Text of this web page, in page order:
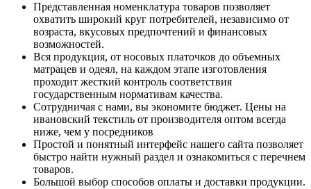
Представленная номенклатура товаров позволяет
охватить широкий круг потребителей, независимо от
возраста, вкусовых предпочтений и финансовых
возможностей.
Вся продукция, от носовых платочков до объемных
матрацев и одеял, на каждом этапе изготовления
проходит жесткий контроль соответствия
государственным нормативам качества.
Сотрудничая с нами, вы экономите бюджет. Цены на
ивановский текстиль от производителя оптом всегда
ниже, чем у посредников
Простой и понятный интерфейс нашего сайта позволяет
быстро найти нужный раздел и ознакомиться с перечнем
товаров.
Большой выбор способов оплаты и доставки продукции.